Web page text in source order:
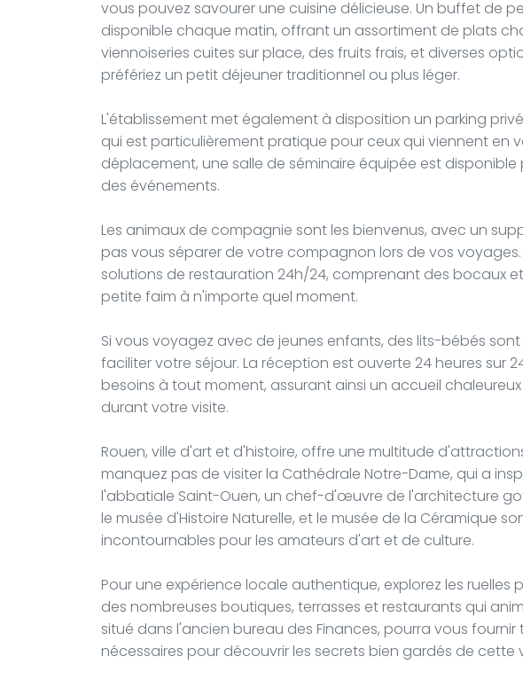
vous pouvez savourer une cuisine délicieuse. Un buffet de
disponible chaque matin, offrant un assortiment de plats
viennoiseries cuites sur place, des fruits frais, et diverses
préfériez un petit déjeuner traditionnel ou plus léger.
L'établissement met également à disposition un parking
qui est particulièrement pratique pour ceux qui viennent en
déplacement, une salle de séminaire équipée est
des événements.
Les animaux de compagnie sont les bienvenus, avec un
pas vous séparer de votre compagnon lors de vos
solutions de restauration 24h/24, comprenant des bocaux
petite faim à n'importe quel moment.
Si vous voyagez avec de jeunes enfants, des lits-bébés
faciliter votre séjour. La réception est ouverte 24 heures sur
besoins à tout moment, assurant ainsi un accueil
durant votre visite.
Rouen, ville d'art et d'histoire, offre une multitude
manquez pas de visiter la Cathédrale Notre-Dame, qui a
l'abbatiale Saint-Ouen, un chef-d'œuvre de l'architecture
le musée d'Histoire Naturelle, et le musée de la Céramique
incontournables pour les amateurs d'art et de culture.
Pour une expérience locale authentique, explorez les ruelles
des nombreuses boutiques, terrasses et restaurants qui
situé dans l'ancien bureau des Finances, pourra vous
nécessaires pour découvrir les secrets bien gardés de cette